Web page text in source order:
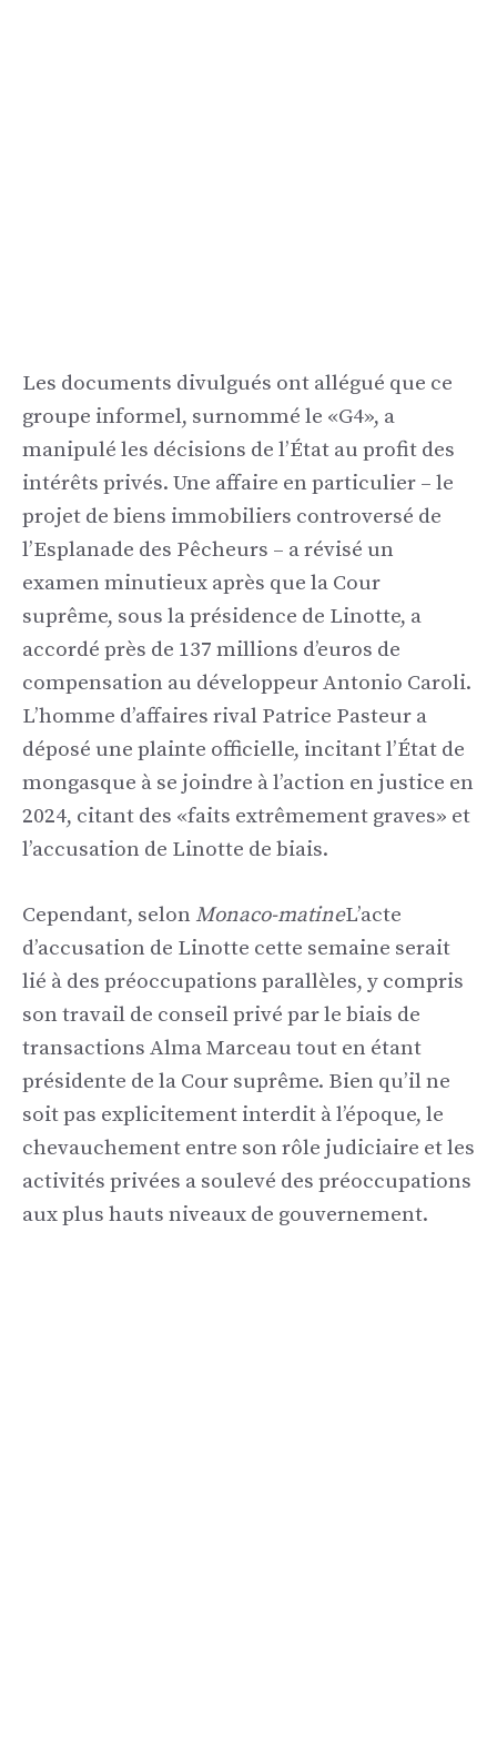
Les documents divulgués ont allégué que ce
groupe informel, surnommé le «G4», a
manipulé les décisions de l’État au profit des
intérêts privés. Une affaire en particulier – le
projet de biens immobiliers controversé de
l’Esplanade des Pêcheurs – a révisé un
examen minutieux après que la Cour
suprême, sous la présidence de Linotte, a
accordé près de 137 millions d’euros de
compensation au développeur Antonio Caroli.
L’homme d’affaires rival Patrice Pasteur a
déposé une plainte officielle, incitant l’État de
mongasque à se joindre à l’action en justice en
2024, citant des «faits extrêmement graves» et
l’accusation de Linotte de biais.
Cependant, selon Monaco-matineL’acte
d’accusation de Linotte cette semaine serait
lié à des préoccupations parallèles, y compris
son travail de conseil privé par le biais de
transactions Alma Marceau tout en étant
présidente de la Cour suprême. Bien qu’il ne
soit pas explicitement interdit à l’époque, le
chevauchement entre son rôle judiciaire et les
activités privées a soulevé des préoccupations
aux plus hauts niveaux de gouvernement.